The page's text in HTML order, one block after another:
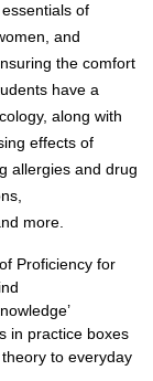
of
and
the comfort
have a
along with
effects of
allergies and drug
more.
Proficiency for
in practice boxes
to everyday